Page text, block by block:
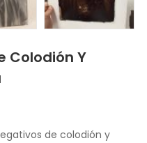
Colodión Y
de colodión y